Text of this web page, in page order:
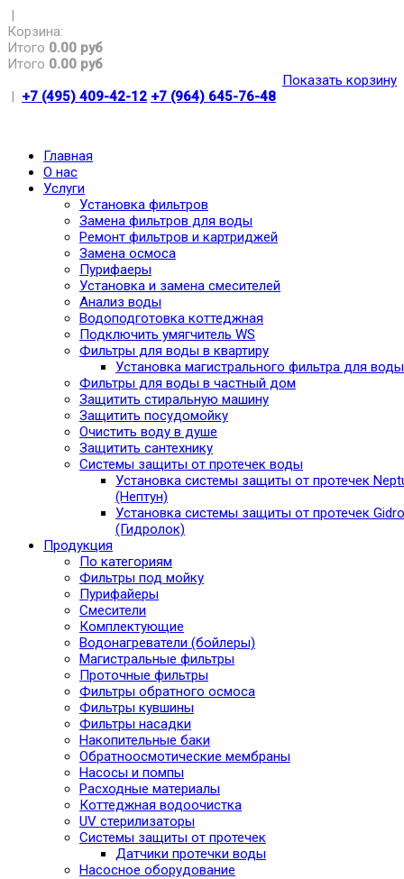
|
Корзина:
Итого 0.00 руб
Итого 0.00 руб
Показать корзину
| +7 (495) 409-42-12 +7 (964) 645-76-48
Главная
О нас
Услуги
Установка фильтров
Замена фильтров для воды
Ремонт фильтров и картриджей
Замена осмоса
Пурифаеры
Установка и замена смесителей
Анализ воды
Водоподготовка коттеджная
Подключить умягчитель WS
Фильтры для воды в квартиру
Установка магистрального фильтра для воды
Фильтры для воды в частный дом
Защитить стиральную машину
Защитить посудомойку
Очистить воду в душе
Защитить сантехнику
Системы защиты от протечек воды
Установка системы защиты от протечек
(Нептун)
Установка системы защиты от протечек
(Гидролок)
Продукция
По категориям
Фильтры под мойку
Пурифайеры
Смесители
Комплектующие
Водонагреватели (бойлеры)
Магистральные фильтры
Проточные фильтры
Фильтры обратного осмоса
Фильтры кувшины
Фильтры насадки
Накопительные баки
Обратноосмотические мембраны
Насосы и помпы
Расходные материалы
Коттеджная водоочистка
UV стерилизаторы
Системы защиты от протечек
Датчики протечки воды
Насосное оборудование